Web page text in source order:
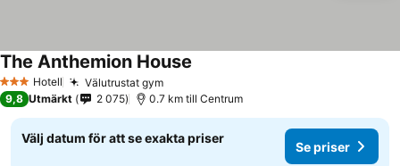
3 StjärnorHotell Välutrustat gym
The Anthemion House
9,8 Utmärkt 2 075 0.7 km till Centrum
Välj datum för att se exakta priser
Se priser